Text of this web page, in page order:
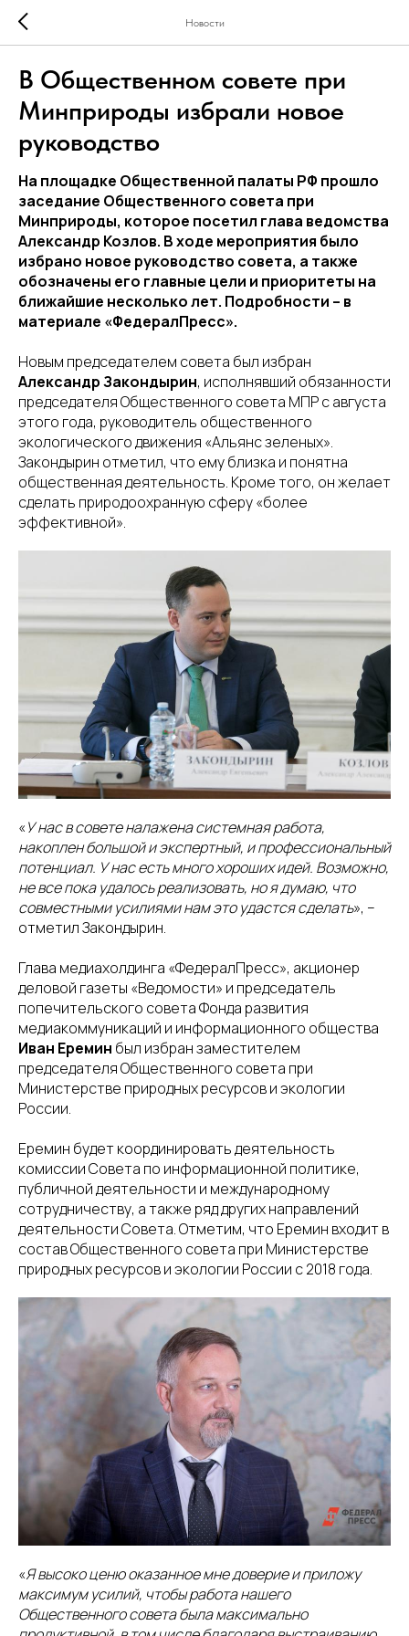
Новости
В Общественном совете при
Минприроды избрали новое
руководство
На площадке Общественной палаты РФ прошло
заседание Общественного совета при
Минприроды, которое посетил глава ведомства
Александр Козлов. В ходе мероприятия было
избрано новое руководство совета, а также
обозначены его главные цели и приоритеты на
ближайшие несколько лет. Подробности – в
материале «ФедералПресс».
Новым председателем совета был избран
Александр Закондырин, исполнявший обязанности
председателя Общественного совета МПР с августа
этого года, руководитель общественного
экологического движения «Альянс зеленых».
Закондырин отметил, что ему близка и понятна
общественная деятельность. Кроме того, он желает
сделать природоохранную сферу «более
эффективной».
«У нас в совете налажена системная работа,
накоплен большой и экспертный, и профессиональный
потенциал. У нас есть много хороших идей. Возможно,
не все пока удалось реализовать, но я думаю, что
совместными усилиями нам это удастся сделать», –
отметил Закондырин.
Глава медиахолдинга «ФедералПресс», акционер
деловой газеты «Ведомости» и председатель
попечительского совета Фонда развития
медиакоммуникаций и информационного общества
Иван Еремин был избран заместителем
председателя Общественного совета при
Министерстве природных ресурсов и экологии
России.
Еремин будет координировать деятельность
комиссии Совета по информационной политике,
публичной деятельности и международному
сотрудничеству, а также ряд других направлений
деятельности Совета. Отметим, что Еремин входит в
состав Общественного совета при Министерстве
природных ресурсов и экологии России с 2018 года.
«Я высоко ценю оказанное мне доверие и приложу
максимум усилий, чтобы работа нашего
Общественного совета была максимально